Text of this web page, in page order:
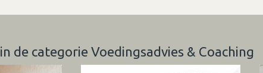
de categorie Voedingsadvies & Coaching